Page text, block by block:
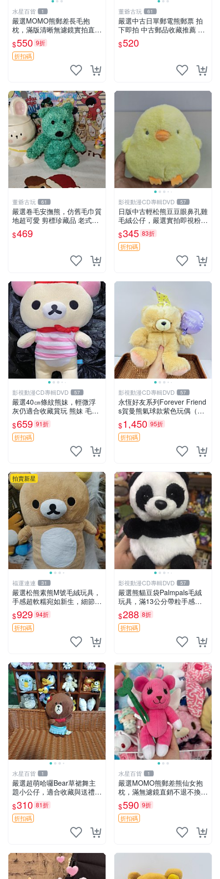
水星百貨 1
嚴選MOMO熊郵差長毛抱
枕，滿版清晰無濾鏡實拍直
銷。每周新品到貨，不容錯
過！ 郵差熊 長毛 抱枕
$550 9折
折扣碼
董爺古玩 61
嚴選中古日單郵電熊郵票 拍
下即拍 中古郵品收藏推薦 郵
票 郵電熊 日本
$520
董爺古玩 61
嚴選卷毛安撫熊，仿舊毛巾質
地超可愛 剪標珍藏品 老式毛
巾質地 安撫熊 款式
$469
影視動漫CD專輯DVD 57
日版中古輕松熊豆豆眼鼻孔雞
毛絨公仔，嚴選實拍即視粉絲
必買 公仔紙箱氣泡膜精心包
裝快速發貨 輕松熊 公仔 雞毛
絨
$345 83折
折扣碼
影視動漫CD專輯DVD 57
嚴選40㎝條紋熊妹，輕微浮
灰仍適合收藏賞玩 熊妹 毛絨
玩具 浮雕熊
$659 91折
折扣碼
影視動漫CD專輯DVD 57
永恆好友系列Forever Friend
s賀曼熊氣球款紫色玩偶（鼻
子稍有磨損） 中古玩具 氣球
熊 玩偶
$1,450 95折
折扣碼
拍賣新星
福運連連 31
嚴選松熊素熊M號毛絨玩具，
手感超軟糯宛如新生，細節精
緻完美無瑕，推薦送禮或珍
藏，中古狀態保養得宜。 松
熊 素熊 毛絨doll
$929 94折
折扣碼
影視動漫CD專輯DVD 57
嚴選熊貓豆袋Palmpals毛絨
玩具，滿13公分帶粒手感極
佳，電影主題周邊推薦 熊貓
Palmpals 毛絨玩具 豆袋 劇場
版周邊
$288 8折
折扣碼
水星百貨 1
嚴選超萌哈囉Bear草裙舞主
題小公仔，適合收藏與送禮 1
00 克 哈囉Bear 草裙舞
$310 81折
折扣碼
水星百貨 1
嚴選MOMO熊郵差熊仙女抱
枕，滿無濾鏡直銷不退不換
經典造型可愛必備 紅薯啵啵
間抱枕 抱枕 時尚
$590 9折
折扣碼